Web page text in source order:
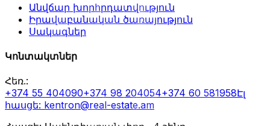
Անվճար խորհրդատվություն
Իրավաբանական ծառայություն
Սակագներ
Կոնտակտներ
Հեռ.:
+374 55 404090+374 98 204054+374 60 581958Էլ
հասցե: kentron@real-estate.am